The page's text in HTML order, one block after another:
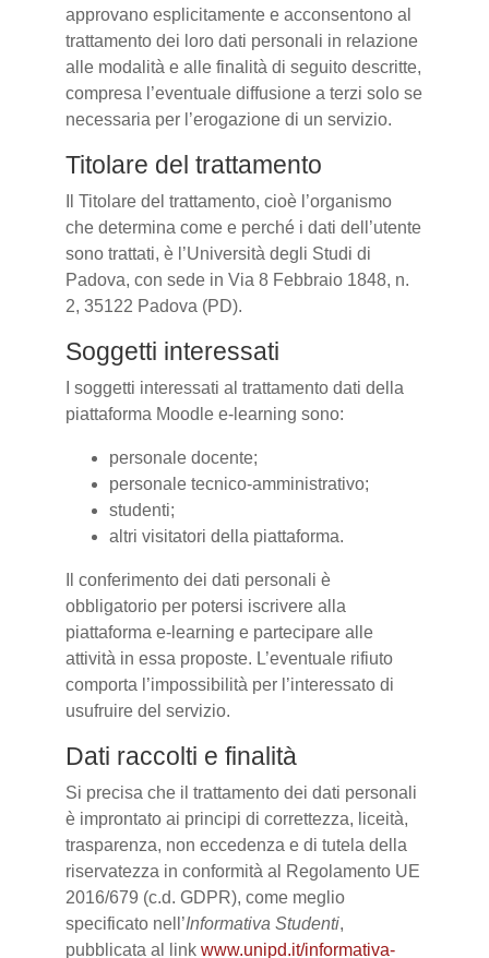
approvano esplicitamente e acconsentono al
trattamento dei loro dati personali in relazione
alle modalità e alle finalità di seguito descritte,
compresa l’eventuale diffusione a terzi solo se
necessaria per l’erogazione di un servizio.
Titolare del trattamento
Il Titolare del trattamento, cioè l’organismo
che determina come e perché i dati dell’utente
sono trattati, è l’Università degli Studi di
Padova, con sede in Via 8 Febbraio 1848, n.
2, 35122 Padova (PD).
Soggetti interessati
I soggetti interessati al trattamento dati della
piattaforma Moodle e-learning sono:
personale docente;
personale tecnico-amministrativo;
studenti;
altri visitatori della piattaforma.
Il conferimento dei dati personali è
obbligatorio per potersi iscrivere alla
piattaforma e-learning e partecipare alle
attività in essa proposte. L’eventuale rifiuto
comporta l’impossibilità per l’interessato di
usufruire del servizio.
Dati raccolti e finalità
Si precisa che il trattamento dei dati personali
è improntato ai principi di correttezza, liceità,
trasparenza, non eccedenza e di tutela della
riservatezza in conformità al Regolamento UE
2016/679 (c.d. GDPR), come meglio
specificato nell’Informativa Studenti,
pubblicata al link www.unipd.it/informativa-